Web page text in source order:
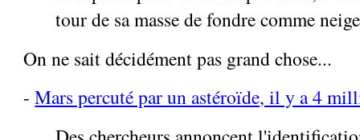
tour de sa masse de fondre comme
On ne sait décidément pas grand chose...
-Mars percuté par un astéroïde, il y a 4